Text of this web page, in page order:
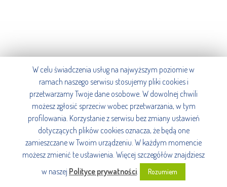
W celu świadczenia usług na najwyższym poziomie w
ramach naszego serwisu stosujemy pliki cookies i
przetwarzamy Twoje dane osobowe. W dowolnej chwili
możesz zgłosić sprzeciw wobec przetwarzania, w tym
profilowania. Korzystanie z serwisu bez zmiany ustawień
dotyczących plików cookies oznacza, że będą one
zamieszczane w Twoim urządzeniu. W każdym momencie
możesz zmienić te ustawienia. Więcej szczegółów znajdziesz
w naszej Polityce prywatności. Rozumiem